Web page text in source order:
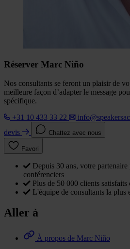
Réserver Marc Niño
Nos consultants se feront un plaisir de
meilleure façon d’adapter le message
spécifique.
+31 10 433 33 22
devis
Chattez avec nous
Favori
Depuis 30 ans, votre
conférenciers
Plus de 50 000 clients
L'équipe de consultants la plus
Aller à
À propos de Marc Niño